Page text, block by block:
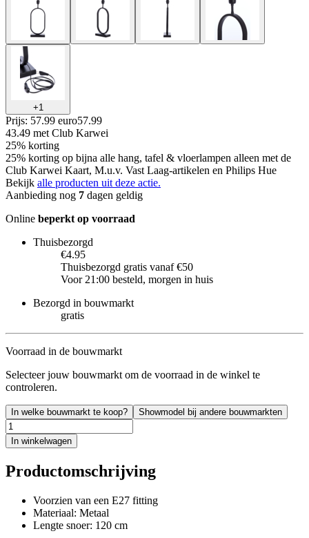
+1
Prijs: 57.99 euro57.99
43.49 met Club Karwei
25% korting
25% korting op bijna alle hang, tafel & vloerlampen alleen met de
Club Karwei Kaart, M.u.v. Vast Laag-artikelen en Philips Hue
Bekijk alle producten uit deze actie.
Aanbieding nog 7 dagen geldig
Online beperkt op voorraad
Thuisbezorgd
€4.95
Thuisbezorgd gratis vanaf €50
Voor 21:00 besteld, morgen in huis
Bezorgd in bouwmarkt
gratis
Voorraad in de bouwmarkt
Selecteer jouw bouwmarkt om de voorraad in de winkel te
controleren.
In welke bouwmarkt te koop? Showmodel bij andere bouwmarkten
In winkelwagen
Productomschrijving
Voorzien van een E27 fitting
Materiaal: Metaal
Lengte snoer: 120 cm